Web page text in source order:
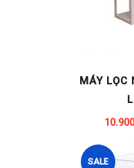
MÁY LỌC
SALE